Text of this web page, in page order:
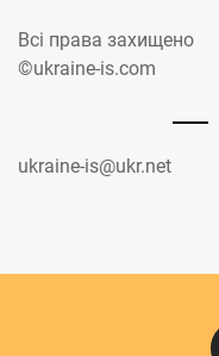
Всі права захищено
©ukraine-is.com
ukraine-is@ukr.net